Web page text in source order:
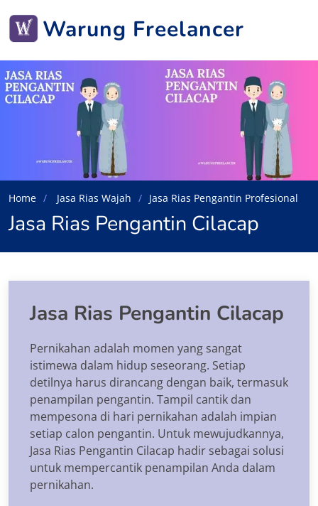
Warung Freelancer
Home Jasa Rias Wajah Jasa Rias Pengantin Profesional
Jasa Rias Pengantin Cilacap
Jasa Rias Pengantin Cilacap
Pernikahan adalah momen yang sangat
istimewa dalam hidup seseorang. Setiap
detilnya harus dirancang dengan baik, termasuk
penampilan pengantin. Tampil cantik dan
mempesona di hari pernikahan adalah impian
setiap calon pengantin. Untuk mewujudkannya,
Jasa Rias Pengantin Cilacap hadir sebagai solusi
untuk mempercantik penampilan Anda dalam
pernikahan.